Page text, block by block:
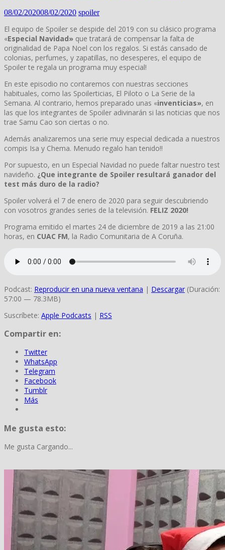
08/02/202008/02/2020 spoiler
El equipo de Spoiler se despide del 2019 con su clásico programa
«Especial Navidad» que tratará de compensar la falta de
originalidad de Papa Noel con los regalos. Si estás cansado de
colonias, perfumes, y zapatillas, no desesperes, el equipo de
Spoiler te regala un programa muy especial!
En este episodio no contaremos con nuestras secciones
habituales, como las Spoilerticias, El Piloto o La Serie de la
Semana. Al contrario, hemos preparado unas «inventicias», en
las que los integrantes de Spoiler adivinarán si las noticias que nos
trae Samu Cao son ciertas o no.
Además analizaremos una serie muy especial dedicada a nuestros
compis Isa y Chema. Menudo regalo han tenido!!
Por supuesto, en un Especial Navidad no puede faltar nuestro test
navideño. ¿Que integrante de Spoiler resultará ganador del
test más duro de la radio?
Spoiler volverá el 7 de enero de 2020 para seguir descubriendo
con vosotros grandes series de la televisión. FELIZ 2020!
Programa emitido el martes 24 de diciembre de 2019 a las 21:00
horas, en CUAC FM, la Radio Comunitaria de A Coruña.
Podcast: Reproducir en una nueva ventana | Descargar (Duración:
57:00 — 78.3MB)
Suscríbete: Apple Podcasts | RSS
Compartir en:
Twitter
WhatsApp
Telegram
Facebook
Tumblr
Más
Me gusta esto:
Me gusta Cargando...